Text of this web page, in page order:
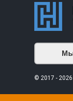
© 2017 -